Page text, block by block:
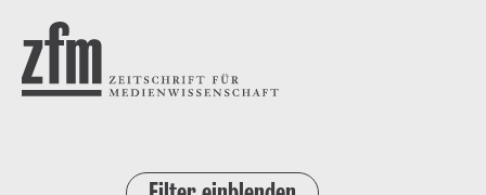
ZEITSCHRIFT FÜR
MEDIENWISSENSCHAFT